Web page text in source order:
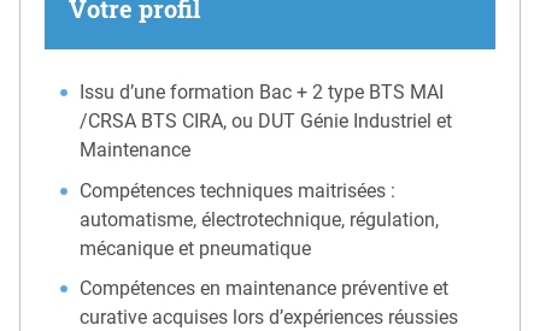
Votre profil
Issu d’une formation Bac + 2 type BTS MAI
/CRSA BTS CIRA, ou DUT Génie Industriel et
Maintenance
Compétences techniques maitrisées :
automatisme, électrotechnique, régulation,
mécanique et pneumatique
Compétences en maintenance préventive et
curative acquises lors d’expériences réussies